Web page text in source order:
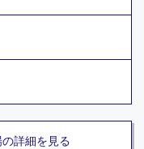
詳細を見る